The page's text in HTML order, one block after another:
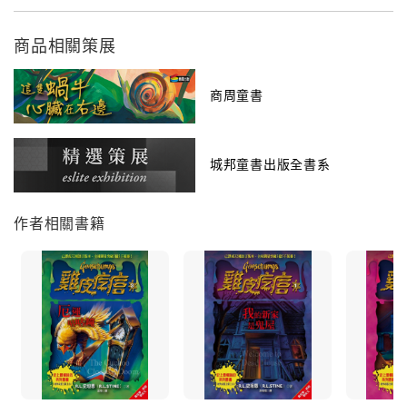
史蒂夫．包斯威爾永遠沒法忘記嘉莉貝絲的萬聖節面
具。
那張面具好噁心、好恐怖。
但是今年，史蒂夫希望自己能穿戴上最嚇人的萬聖節服
裝，
面具。
那是一張怪老頭的臉，滿臉皺紋，長著細繩般的頭髮，
史蒂夫的確擁有了最嚇人的面具，但是糟糕的是，
他開始覺得自己變得好老，好累，而且好邪惡……
商品相關策展
商周童書
城邦童書出版全書系
作者相關書籍